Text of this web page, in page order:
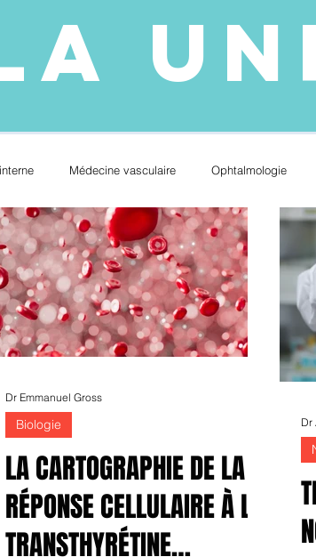
Médecine vasculaire Ophtalmologie
Rhumatologie Hématologie
Transplantation Orthopédie
Psychiatrie
LA CARTOGRAPHIE DE LA
RÉPONSE CELLULAIRE À LA
TRANSTHYRÉTINE
Biologie
Dr Emmanuel Gross
Dr